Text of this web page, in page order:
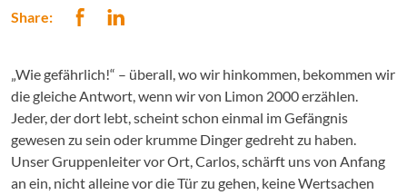
Share:
„Wie gefährlich!“ – überall, wo wir hinkommen, bekommen wir
die gleiche Antwort, wenn wir von Limon 2000 erzählen.
Jeder, der dort lebt, scheint schon einmal im Gefängnis
gewesen zu sein oder krumme Dinger gedreht zu haben.
Unser Gruppenleiter vor Ort, Carlos, schärft uns von Anfang
an ein, nicht alleine vor die Tür zu gehen, keine Wertsachen